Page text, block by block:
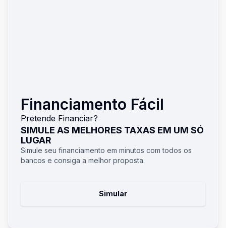
Financiamento Fácil
Pretende Financiar?
SIMULE AS MELHORES TAXAS EM UM SÓ
LUGAR
Simule seu financiamento em minutos com todos os
bancos e consiga a melhor proposta.
Simular